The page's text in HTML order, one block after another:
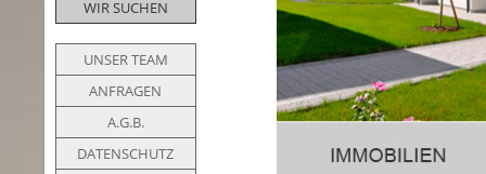
WIR SUCHEN
UNSER TEAM
ANFRAGEN
A.G.B.
DATENSCHUTZ